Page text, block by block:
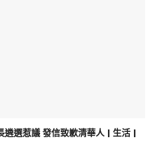
遴選惹議 發信致歉清華人 | 生活 |